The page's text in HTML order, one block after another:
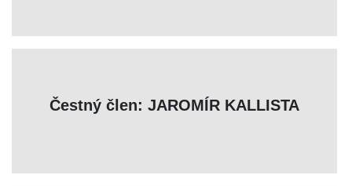
Čestný člen: JAROMÍR KALLISTA